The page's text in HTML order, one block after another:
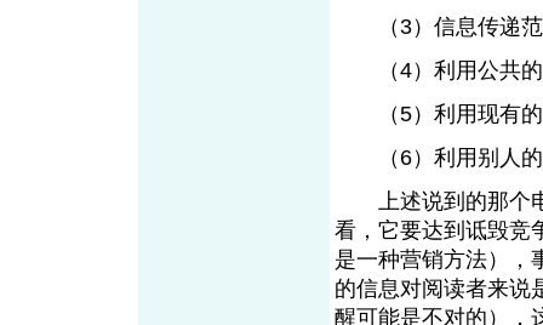
（3）信息传递范
（4）利用公共的
（5）利用现有的
（6）利用别人的
上述说到的那个电
看，它要达到诋毁竞
是一种营销方法），
的信息对阅读者来说
醒可能是不对的），